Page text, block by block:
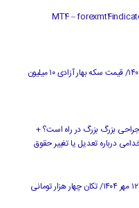
قیمت جدید طلا و سکه ۱۲ مهرماه ۱۴۰۴/ قیمت سکه بهار آزادی ۱۰ میلیون
بزرگ بزرگ در راه است؟ +
درباره تعدیل یا تغییر حقوق
قیمت جدید دلار، یورو و سایر ارزها ۱۲ مهر ۱۴۰۴/ تکان چهار هزار تومانی